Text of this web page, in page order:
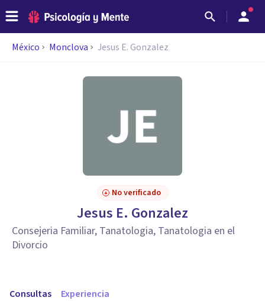
México Monclova Jesus E. Gonzalez
No verificado
Jesus E. Gonzalez
Consejeria Familiar, Tanatologia, Tanatologia en el
Divorcio
Consultas Experiencia